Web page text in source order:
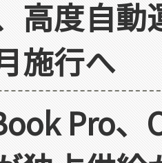
高度自
施行へ
Pro